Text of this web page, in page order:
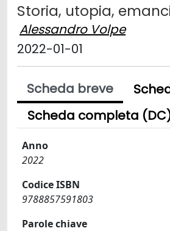
Storia, utopia,
Alessandro Volpe
2022-01-01
Scheda breve
Scheda completa
Anno
2022
Codice ISBN
9788857591803
Parole chiave